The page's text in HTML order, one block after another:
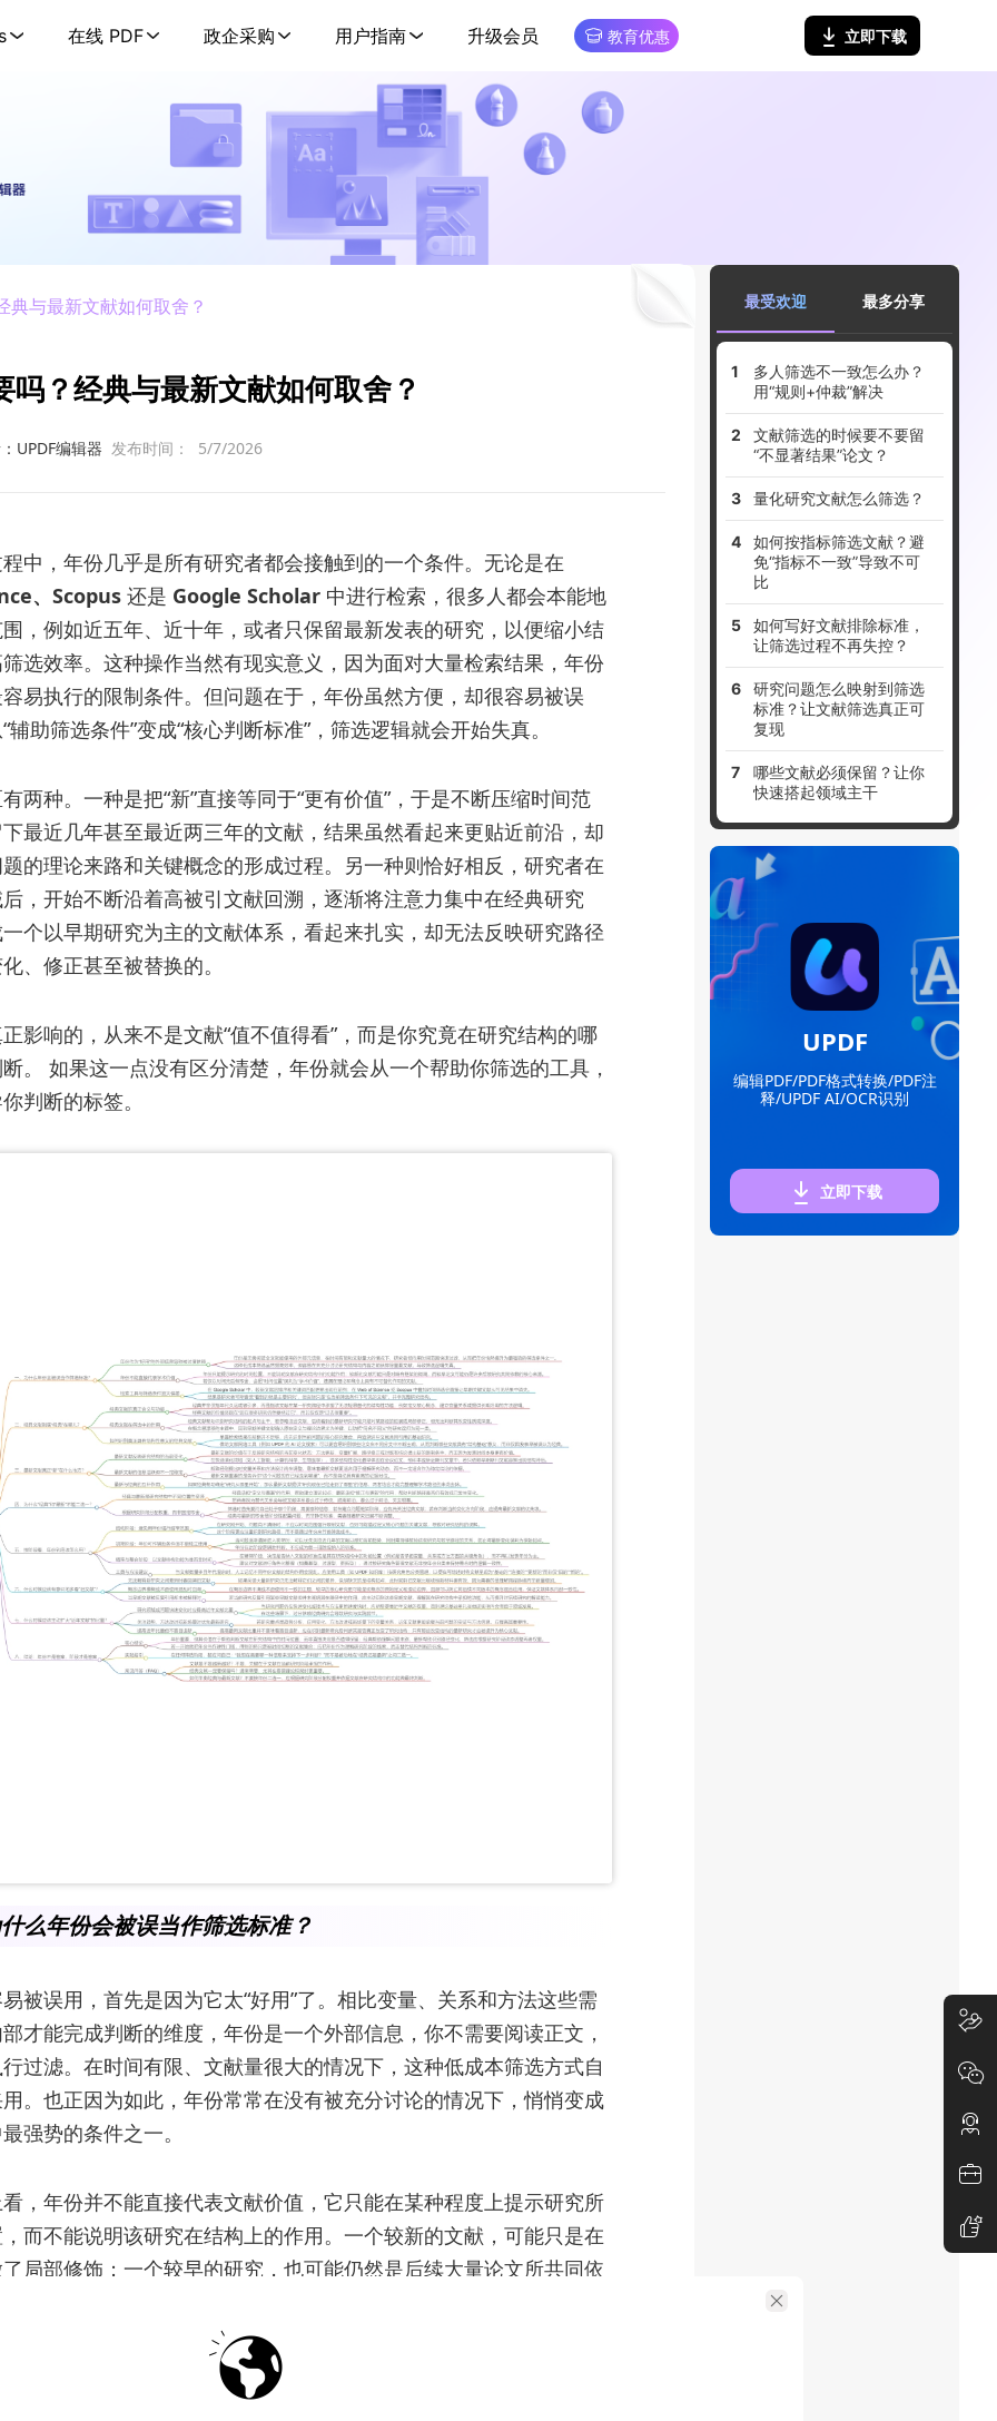
在线 PDF 政企采购 用户指南 升级会员 教育优惠 立即下载
与最新文献如何取舍？
吗？经典与最新文献如何取舍？
UPDF编辑器 发布时间： 5/7/2026
中，年份几乎是所有研究者都会接触到的一个条件。无论是在
、Scopus还是 Google Scholar中进行检索，很多人都会本能地
，例如近五年、近十年，或者只保留最新发表的研究，以便缩小结
选效率。这种操作当然有现实意义，因为面对大量检索结果，年份
易执行的限制条件。但问题在于，年份虽然方便，却很容易被误
辅助筛选条件”变成“核心判断标准”，筛选逻辑就会开始失真。
两种。一种是把“新”直接等同于“更有价值”，于是不断压缩时间范
最近几年甚至最近两三年的文献，结果虽然看起来更贴近前沿，却
的理论来路和关键概念的形成过程。另一种则恰好相反，研究者在
，开始不断沿着高被引文献回溯，逐渐将注意力集中在经典研究
个以早期研究为主的文献体系，看起来扎实，却无法反映研究路径
、修正甚至被替换的。
影响的，从来不是文献“值不值得看”，而是你究竟在研究结构的哪
。 如果这一点没有区分清楚，年份就会从一个帮助你筛选的工具，
判断的标签。
么年份会被误当作筛选标准？
被误用，首先是因为它太“好用”了。相比变量、关系和方法这些需
才能完成判断的维度，年份是一个外部信息，你不需要阅读正文，
过滤。在时间有限、文献量很大的情况下，这种低成本筛选方式自
。也正因为如此，年份常常在没有被充分讨论的情况下，悄悄变成
强势的条件之一。
，年份并不能直接代表文献价值，它只能在某种程度上提示研究所
而不能说明该研究在结构上的作用。一个较新的文献，可能只是在
局部修饰；一个较早的研究，也可能仍然是后续大量论文所共同依
间位置”误判为“学术价值”。
这种偏差尤其容易出现。例如在
最受欢迎 最多分享
多人筛选不一致怎么办？
用“规则+仲裁”解决
文献筛选的时候要不要留
“不显著结果”论文？
量化研究文献怎么筛选？
如何按指标筛选文献？避
免“指标不一致”导致不可
比
如何写好文献排除标准，
让筛选过程不再失控？
研究问题怎么映射到筛选
标准？让文献筛选真正可
复现
哪些文献必须保留？让你
快速搭起领域主干
UPDF
编辑PDF/PDF格式转换/PDF注
释/UPDF AI/OCR识别
立即下载